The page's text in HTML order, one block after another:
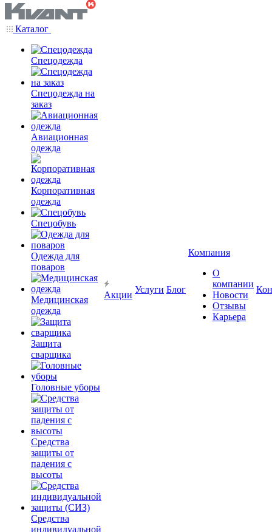
Каталог
Спецодежда
Спецодежда на
заказ
Авиационная
одежда
Корпоративная
одежда
Спецобувь
Одежда для
поваров
Медицинская
одежда
Защита
сварщика
Головные уборы
Средства
защиты от
падения с
высоты
Средства
индивидуальной
Акции
Услуги Блог
Компания
О
компании
Новости
Отзывы
Карьера